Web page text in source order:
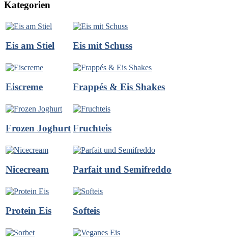
Kategorien
Eis am Stiel Eis mit Schuss
Eiscreme Frappés & Eis Shakes
Frozen JoghurtFruchteis
Nicecream Parfait und Semifreddo
Protein Eis Softeis